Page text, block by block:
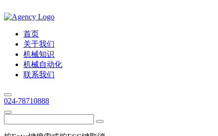
首页
关于我们
机械知识
机械自动化
联系我们
024-78710888